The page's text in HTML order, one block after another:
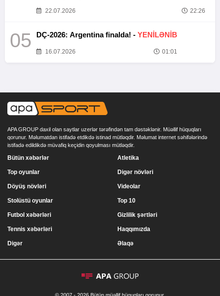
22.07.2026 22:26
05 DÇ-2026: Argentina finalda! - YENİLƏNİB
16.07.2026 01:01
APA GROUP daxil olan saytlar uzerlər tərəfindən tam dəstəklənir. Müəllif hüquqları
qorunur. Məlumatdan istifadə etdikdə istinad mütləqdir. Məlumat internet səhifələrində
istifadə edildikdə müvafiq keçidin qoyulması mütləqdir.
Bütün xəbərlər
Top oyunlar
Döyüş növləri
Stolüstü oyunlar
Atletika
Digər növləri
Videolar
Top 10
Futbol xəbərləri
Tennis xəbərləri
Digər
Gizlilik şərtləri
Haqqımızda
Əlaqə